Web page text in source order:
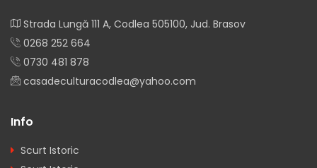
Strada Lungă 111 A, Codlea 505100, Jud. Brasov
0268 252 664
0730 481 878
casadeculturacodlea@yahoo.com
Info
Scurt Istoric